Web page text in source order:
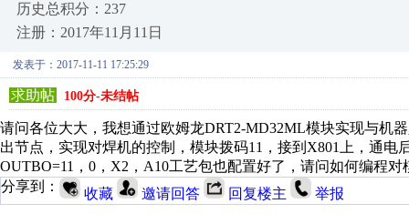
历史总积分：237
注册：2017年11月11日
发表于：2017-11-11 17:25:29
求助帖 100分-未结帖
请问各位大大，我想通过欧姆龙DRT2-MD32ML模块实现与机
出节点，实现对焊机的控制，模块拨码11，接到X801上，通
OUTBO=11，0，X2，A10工艺包也配置好了，请问如何编程
分享到：
收藏 邀请回答 回复楼主 举报